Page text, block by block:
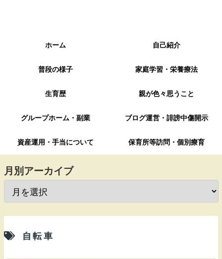
ホーム 自己紹介
普段の様子 家庭学習・栄養療法
生育歴 親が色々思うこと
グループホーム・副業 ブログ運営・誹謗中傷開示
資産運用・手当について 保育所等訪問・個別療育
月別アーカイブ
自転車